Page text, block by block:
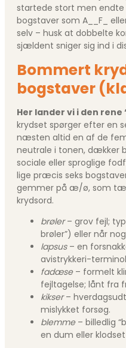
startede stort men
bogstaver som A__F_
selv – husk at dobbelte
sjældent sniger sig ind i
Bommert
bogstaver
Her lander vi i den
krydset spørger efter en
næsten altid en af de
neutrale i tonen, dækker
sociale eller sproglige
lige præcis seks
gemmer på æ/ø, som
krydsord.
brøler– grov fejl;
brøler”) eller når
lapsus– en
avistrykkeri-
fadæse– formelt
fejltagelse; lånt fra
kikser–
mislykket forsøg.
blemme– billedlig
en dum eller